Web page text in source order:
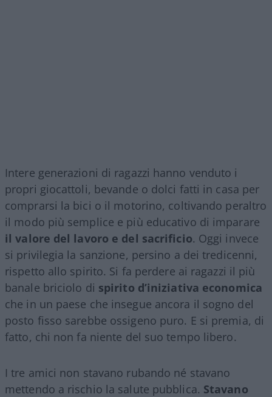
Intere generazioni di ragazzi hanno venduto i
propri giocattoli, bevande o dolci fatti in casa per
comprarsi la bici o il motorino, coltivando peraltro
il modo più semplice e più educativo di imparare
il valore del lavoro e del sacrificio. Oggi invece
si privilegia la sanzione, persino a dei tredicenni,
rispetto allo spirito. Si fa perdere ai ragazzi il più
banale briciolo di spirito d’iniziativa economica
che in un paese che insegue ancora il sogno del
posto fisso sarebbe ossigeno puro. E si premia, di
fatto, chi non fa niente del suo tempo libero.
I tre amici non stavano rubando né stavano
mettendo a rischio la salute pubblica. Stavano